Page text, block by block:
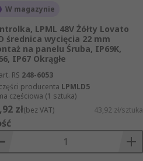
W magazynie
LPML 48V Żółty Lovato
średnica wycięcia 22 mm
na panelu Śruba, IP69K,
IP67 Okrągłe
RS 248-6053
producenta LPMLD5
częściowa (1 sztuka)
zł(bez VAT) 43,92 zł/sztuka